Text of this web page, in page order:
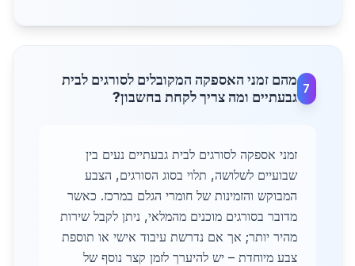
7
מהם זמני האספקה המקובלים לסורגים לבית
גבעתיים ומה צריך לקחת בחשבון?
זמני אספקה לסורגים לבית גבעתיים נעים בין
שבועיים לשלושה, תלוי בסוג הסורגים, הצבע
המבוקש והזמינות של חומרי הגלם במרכז. כאשר
מדובר בסורגים מוכנים מהמלאי, ניתן לקבל שירות
מהיר יותר; אך אם נדרשת עיבוד אישי או תוספת
צבע מיוחדת – יש להיערך לזמן קצר נוסף של